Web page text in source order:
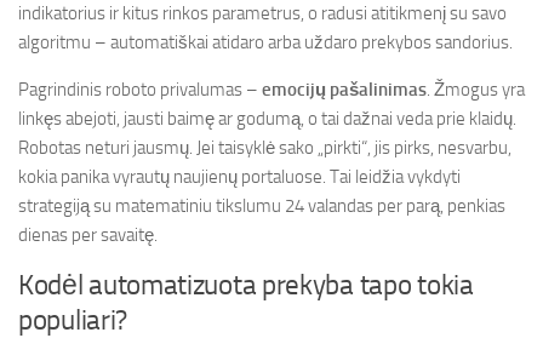
indikatorius ir kitus rinkos parametrus, o radusi atitikmenį su savo
algoritmu – automatiškai atidaro arba uždaro prekybos sandorius.
Pagrindinis roboto privalumas – emocijų pašalinimas. Žmogus yra
linkęs abejoti, jausti baimę ar godumą, o tai dažnai veda prie klaidų.
Robotas neturi jausmų. Jei taisyklė sako „pirkti“, jis pirks, nesvarbu,
kokia panika vyrautų naujienų portaluose. Tai leidžia vykdyti
strategiją su matematiniu tikslumu 24 valandas per parą, penkias
dienas per savaitę.
Kodėl automatizuota prekyba tapo tokia
populiari?